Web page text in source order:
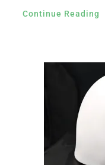
Continue Reading